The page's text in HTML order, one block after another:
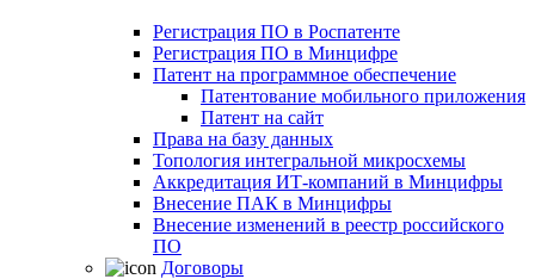
Регистрация ПО в Роспатенте
Регистрация ПО в Минцифре
Патент на программное обеспечение
Патентование мобильного приложения
Патент на сайт
Права на базу данных
Топология интегральной микросхемы
Аккредитация ИТ-компаний в Минцифры
Внесение ПАК в Минцифры
Внесение изменений в реестр российского
ПО
Договоры